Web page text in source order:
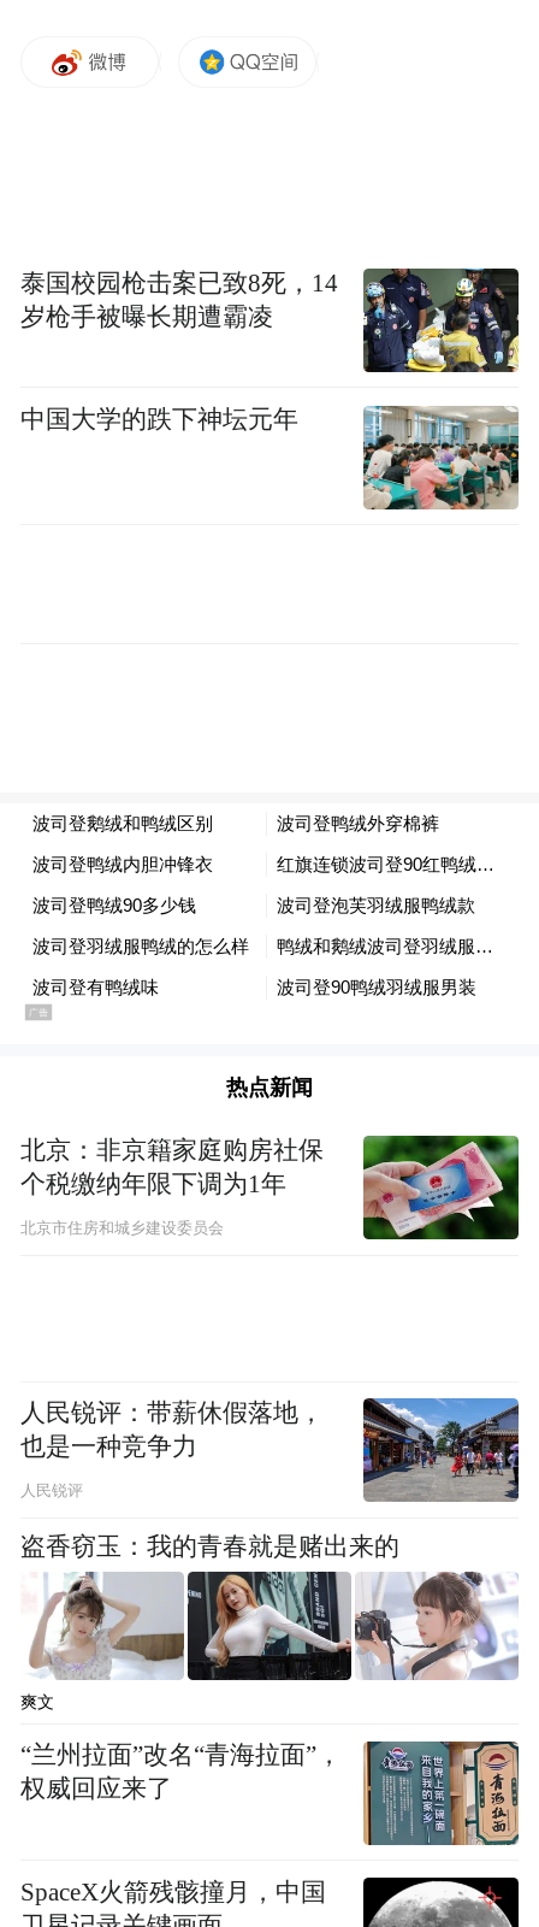
“支撑谷雨十年高质量成长的底层能力，绝对
事长、总经理登场。
林雨汀解释，所谓“全栈自研”不仅是对原料
做深入研究，还要自己掌握原料的科技自立
与全链自主。国货美妆谈“研发”的企业众
多，但真正做到深入原料端开展基础研究，
并做到全部核心原料自研自产，拥有完全自
谷雨的“地基”经过十年搭建，已足够厚实。
研发端，拥有超4000平方米的青问研发中
产端，4.5万平方米的高水平化妆品工厂配备
14条自动化生产线；更关键是同时自建有合
成生物、化学合成及植物提取三家高水平原
将上述工厂整合建设为超级工厂外，也将成
为谷雨科研的“超级大脑”。在最上游的种植
端，谷雨在新疆喀什还建有超200亩的光果甘
高产优质栽培技术研究，将“全链自主”延伸
到种植层面，更带动当地就业、产业能级和
环保效益的三重提升。
谷雨在基础研究端的布局同样少见。据了
解，谷雨已采集超5万人动态运营大样本，沉
淀近160万项肤质研究指标由此建立基础数据
库。在前一天前举行的“2026中国化妆品科学
技术大会”上，谷雨还正式揭牌成立“中国人
肤质与体质科学研究中心”，并同步设立专项
泰国校园枪击案已致8死，14
岁枪手被曝长期遭霸凌
中国大学的跌下神坛元年
热点新闻
北京：非京籍家庭购房社保
个税缴纳年限下调为1年
北京市住房和城乡建设委员会
人民锐评：带薪休假落地，
也是一种竞争力
人民锐评
盗香窃玉：我的青春就是赌出来的
爽文
“兰州拉面”改名“青海拉面”，
权威回应来了
SpaceX火箭残骸撞月，中国